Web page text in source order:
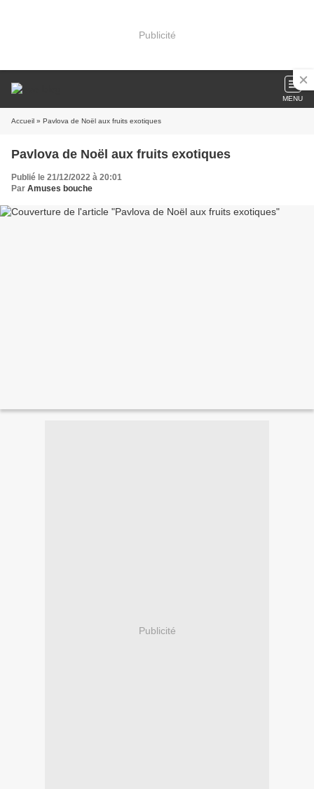
Publicité
MENU
Accueil » Pavlova de Noël aux fruits exotiques
Pavlova de Noël aux fruits exotiques
Publié le 21/12/2022 à 20:01
Par Amuses bouche
Publicité